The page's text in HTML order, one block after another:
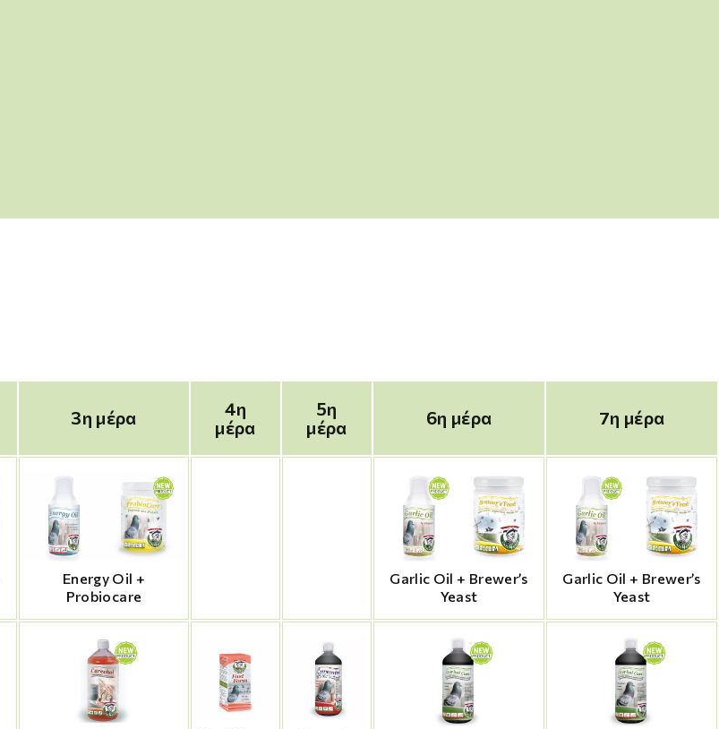
3η μέρα
4η
μέρα
5η
μέρα
6η μέρα 7η μέρα
Energy Oil +
Probiocare
Garlic Oil + Brewer’s
Yeast
Garlic Oil + Brewer’s
Yeast